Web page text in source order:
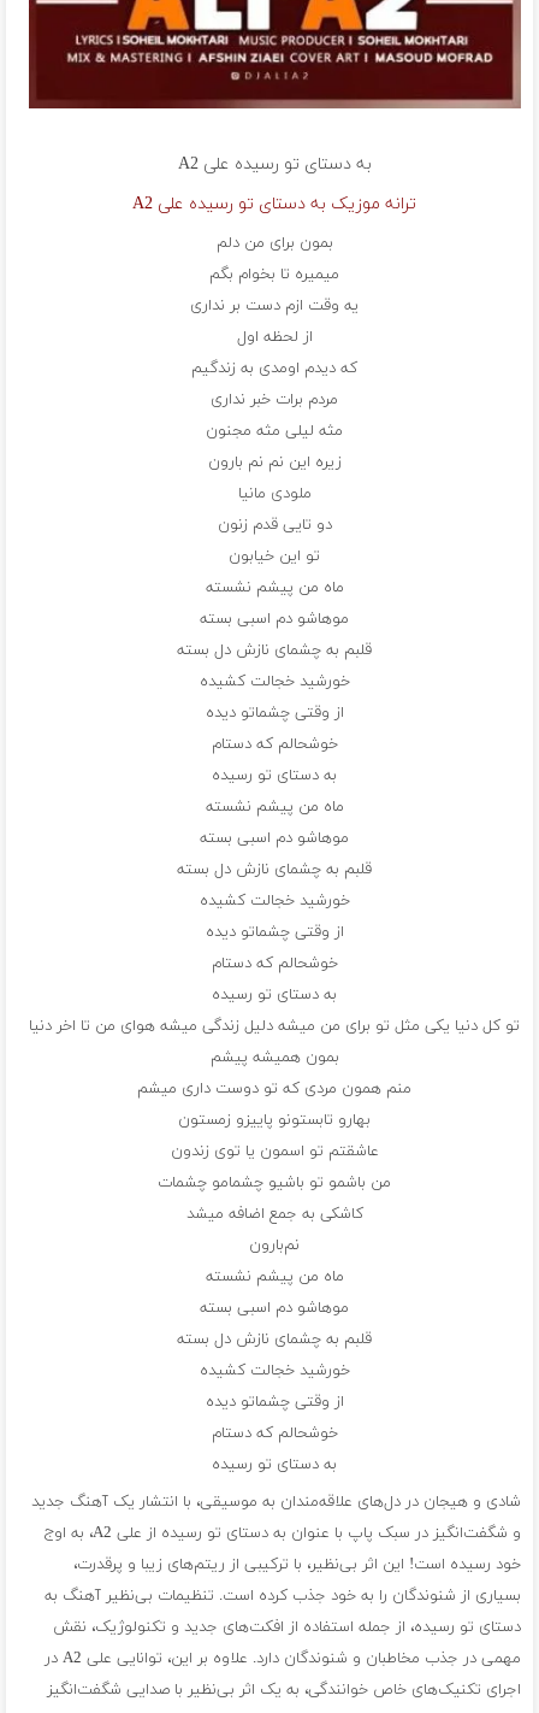
به دستای تو رسیده علی A2
ترانه موزیک به دستای تو رسیده علی A2
بمون برای من دلم
میمیره تا بخوام بگم
یه وقت ازم دست بر نداری
از لحظه اول
که دیدم اومدی به زندگیم
مردم برات خبر نداری
مثه لیلی مثه مجنون
زیره این نم نم بارون
ملودی مانیا
دو تایی قدم زنون
تو این خیابون
ماه من پیشم نشسته
موهاشو دم اسبی بسته
قلبم به چشمای نازش دل بسته
خورشید خجالت کشیده
از وقتی چشماتو دیده
خوشحالم که دستام
به دستای تو رسیده
ماه من پیشم نشسته
موهاشو دم اسبی بسته
قلبم به چشمای نازش دل بسته
خورشید خجالت کشیده
از وقتی چشماتو دیده
خوشحالم که دستام
به دستای تو رسیده
تو کل دنیا یکی مثل تو برای من میشه دلیل زندگی میشه هوای من تا اخر دنیا
بمون همیشه پیشم
منم همون مردی که تو دوست داری میشم
بهارو تابستونو پاییزو زمستون
عاشقتم تو اسمون یا توی زندون
من باشمو تو باشیو چشمامو چشمات
کاشکی به جمع اضافه میشد
نم‌بارون
ماه من پیشم نشسته
موهاشو دم اسبی بسته
قلبم به چشمای نازش دل بسته
خورشید خجالت کشیده
از وقتی چشماتو دیده
خوشحالم که دستام
به دستای تو رسیده
شادی و هیجان در دل‌های علاقه‌مندان به موسیقی، با انتشار یک آهنگ جدید
و شگفت‌انگیز در سبک پاپ با عنوان به دستای تو رسیده از علی A2، به اوج
خود رسیده است! این اثر بی‌نظیر، با ترکیبی از ریتم‌های زیبا و پرقدرت،
بسیاری از شنوندگان را به خود جذب کرده است. تنظیمات بی‌نظیر آهنگ به
دستای تو رسیده، از جمله استفاده از افکت‌های جدید و تکنولوژیک، نقش
مهمی در جذب مخاطبان و شنوندگان دارد. علاوه بر این، توانایی علی A2 در
اجرای تکنیک‌های خاص خوانندگی، به یک اثر بی‌نظیر با صدایی شگفت‌انگیز